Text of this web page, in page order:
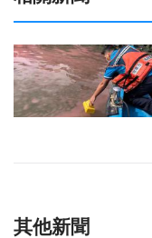
其他新聞